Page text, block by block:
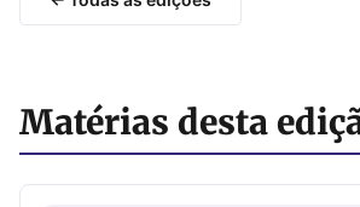
Matérias desta